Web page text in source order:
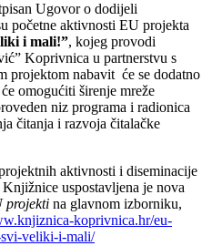
Ugovor o dodijeli
početne aktivnosti EU projekta
i mali!”, kojeg provodi
Koprivnica u partnerstvu s
projektom nabavit će se dodatno
omogućiti širenje mreže
niz programa i radionica
čitanja i razvoja čitalačke
aktivnosti i diseminacije
uspostavljena je nova
projekti na glavnom izborniku,
koprivnica.hr/eu-
veliki-i-mali/